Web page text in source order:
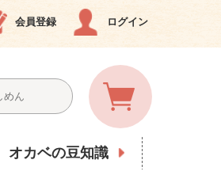
会員登録 ログイン
オカベの豆知識